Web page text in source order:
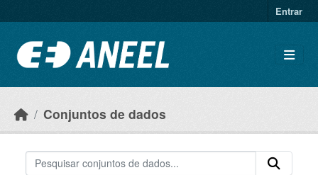
Entrar
Conjuntos de dados